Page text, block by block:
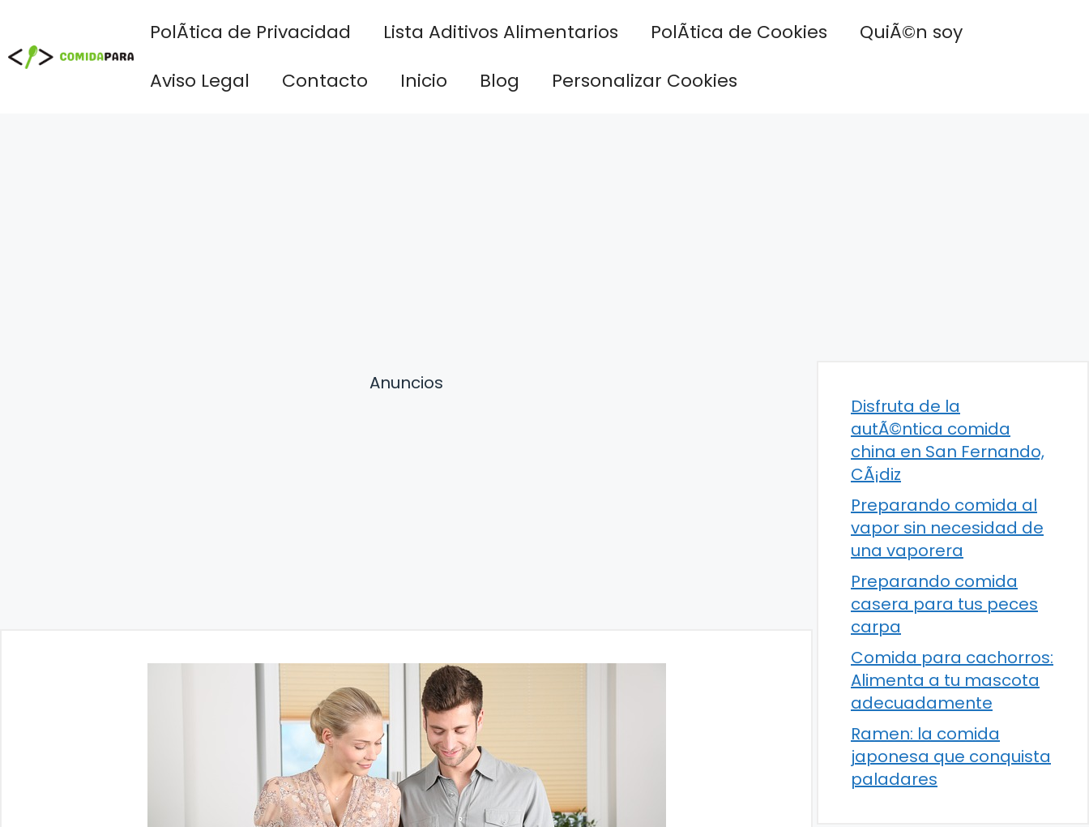
contenido
PolÃ­tica de Privacidad Lista Aditivos Alimentarios PolÃ­tica de Cookies
QuiÃ©n soy
Aviso Legal
Contacto Inicio Blog Personalizar Cookies
Anuncios
Disfruta de la
autÃ©ntica comida
china en San Fernando,
CÃ¡diz
Preparando comida al
vapor sin necesidad de
una vaporera
Preparando comida
casera para tus peces
carpa
Comida para cachorros:
Alimenta a tu mascota
adecuadamente
Ramen: la comida
japonesa que conquista
paladares